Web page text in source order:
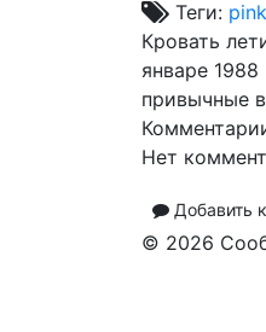
Теги:
Кровать
январе
привычные
Нет
Добавить
© 2026